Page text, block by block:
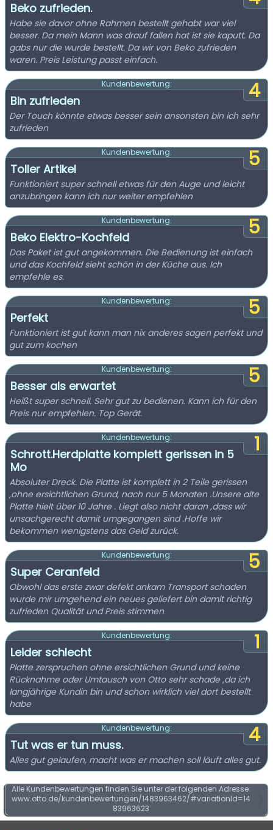
Beko zufrieden.
Habe sie davor ohne Rahmen bestellt gehabt war viel
besser. Da mein Mann was drauf fallen hat ist sie kaputt. Da
gabs nur die wurde bestellt. Da wir von Beko zufrieden
waren. Preis Leistung passt einfach.
4
Kundenbewertung:
Bin zufrieden
Der Touch könnte etwas besser sein ansonsten bin ich sehr
zufrieden
5
Kundenbewertung:
Toller Artikel
Funktioniert super schnell etwas für den Auge und leicht
anzubringen kann ich nur weiter empfehlen
5
Kundenbewertung:
Beko Elektro-Kochfeld
Das Paket ist gut angekommen. Die Bedienung ist einfach
und das Kochfeld sieht schön in der Küche aus. Ich
empfehle es.
5
Kundenbewertung:
Perfekt
Funktioniert ist gut kann man nix anderes sagen perfekt und
gut zum kochen
5
Kundenbewertung:
Besser als erwartet
Heißt super schnell. Sehr gut zu bedienen. Kann ich für den
Preis nur empfehlen. Top Gerät.
1
Kundenbewertung:
Schrott.Herdplatte komplett gerissen in 5
Mo
Absoluter Dreck. Die Platte ist komplett in 2 Teile gerissen
,ohne ersichtlichen Grund, nach nur 5 Monaten .Unsere alte
Platte hielt über 10 Jahre . Liegt also nicht daran ,dass wir
unsachgerecht damit umgegangen sind .Hoffe wir
bekommen wenigstens das Geld zurück.
5
Kundenbewertung:
Super Ceranfeld
Obwohl das erste zwar defekt ankam Transport schaden
wurde mir umgehend ein neues geliefert bin damit richtig
zufrieden Qualität und Preis stimmen
1
Kundenbewertung:
Leider schlecht
Platte zerspruchen ohne ersichtlichen Grund und keine
Rücknahme oder Umtausch von Otto sehr schade ,da ich
langjährige Kundin bin und schon wirklich viel dort bestellt
habe
4
Kundenbewertung:
Tut was er tun muss.
Alles gut gelaufen, macht was er machen soll läuft alles gut.
Alle Kundenbewertungen finden Sie unter der folgenden Adresse:
www.otto.de/kundenbewertungen/1483963462/#variationId=14
83963623